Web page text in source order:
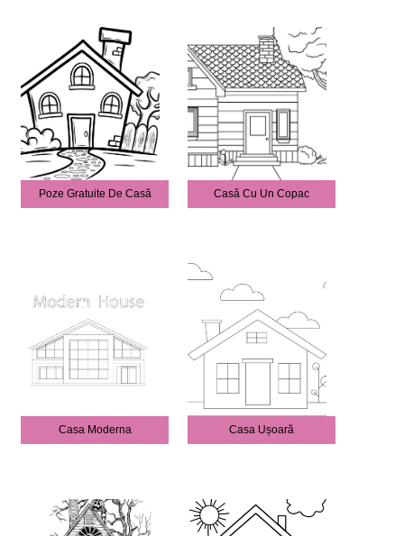
Poze Gratuite De Casă Casă Cu Un Copac
Casa Moderna Casa Ușoară